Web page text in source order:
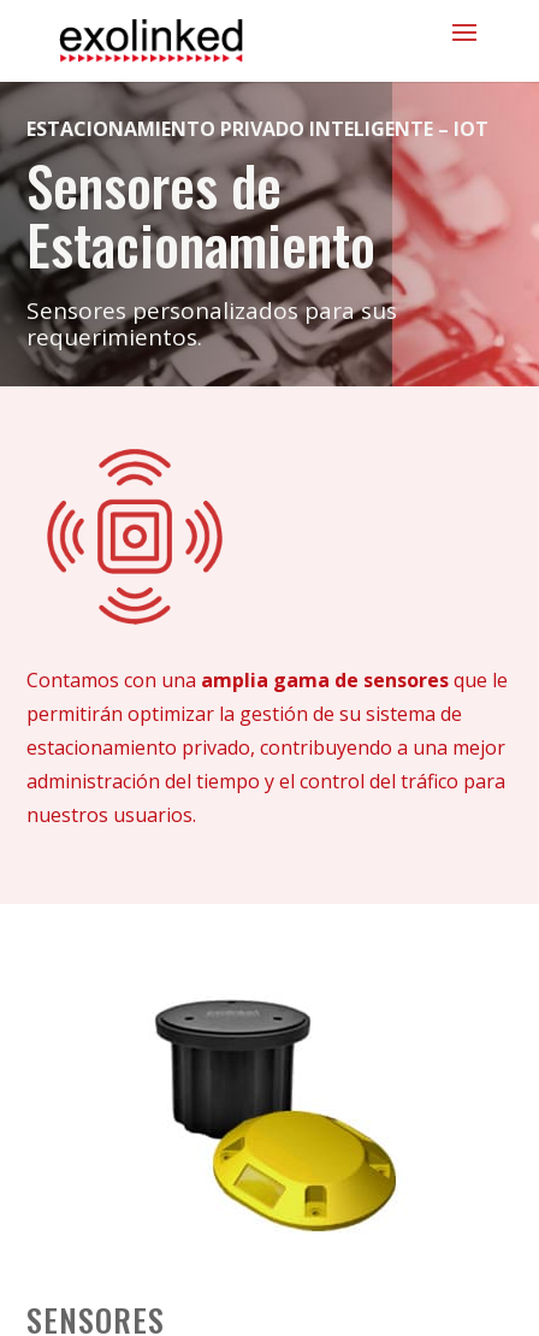
ESTACIONAMIENTO PRIVADO INTELIGENTE – IOT
Sensores de
Estacionamiento
Sensores personalizados para sus
requerimientos.
Contamos con una amplia gama de sensoresque le
permitirán optimizar la gestión de su sistema de
estacionamiento privado, contribuyendo a una mejor
administración del tiempo y el control del tráfico para
nuestros usuarios.
SENSORES